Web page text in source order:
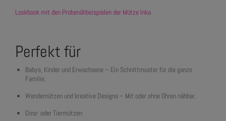
Lookbook mit den Probenähbeispielen der Mütze Inka
Perfekt für
Babys, Kinder und Erwachsene – Ein Schnittmuster für die ganze
Familie.
Wendemützen und kreative Designs – Mit oder ohne Ohren nähbar.
Dino- oder Tiermützen